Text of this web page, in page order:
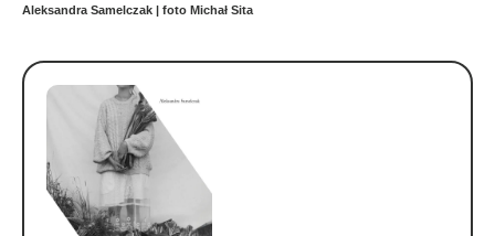
Aleksandra Samelczak | foto Michał Sita